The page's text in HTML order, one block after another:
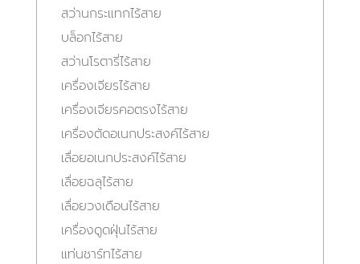
สว่านกระแทกไร้สาย
บล็อกไร้สาย
สว่านโรตารี่ไร้สาย
เครื่องเจียรไร้สาย
เครื่องเจียรคอตรงไร้สาย
เครื่องตัดอเนกประสงค์ไร้สาย
เลื่อยอเนกประสงค์ไร้สาย
เลื่อยฉลุไร้สาย
เลื่อยวงเดือนไร้สาย
เครื่องดูดฝุ่นไร้สาย
แท่นชาร์ทไร้สาย